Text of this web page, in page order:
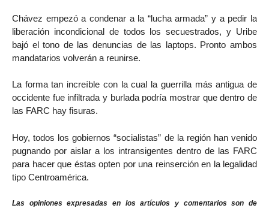
Chávez empezó a condenar a la “lucha armada” y a pedir la
liberación incondicional de todos los secuestrados, y Uribe
bajó el tono de las denuncias de las laptops. Pronto ambos
mandatarios volverán a reunirse.
La forma tan increíble con la cual la guerrilla más antigua de
occidente fue infiltrada y burlada podría mostrar que dentro de
las FARC hay fisuras.
Hoy, todos los gobiernos “socialistas” de la región han venido
pugnando por aislar a los intransigentes dentro de las FARC
para hacer que éstas opten por una reinserción en la legalidad
tipo Centroamérica.
Las opiniones expresadas en los artículos y comentarios son de